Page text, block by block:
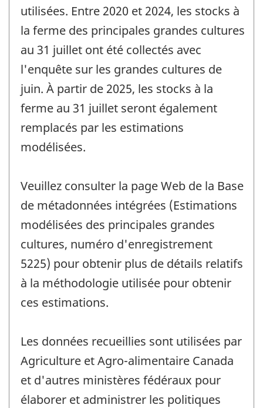
utilisées. Entre 2020 et 2024, les stocks à
la ferme des principales grandes cultures
au 31 juillet ont été collectés avec
l'enquête sur les grandes cultures de
juin. À partir de 2025, les stocks à la
ferme au 31 juillet seront également
remplacés par les estimations
modélisées.
Veuillez consulter la page Web de la Base
de métadonnées intégrées (Estimations
modélisées des principales grandes
cultures, numéro d'enregistrement
5225) pour obtenir plus de détails relatifs
à la méthodologie utilisée pour obtenir
ces estimations.
Les données recueillies sont utilisées par
Agriculture et Agro-alimentaire Canada
et d'autres ministères fédéraux pour
élaborer et administrer les politiques